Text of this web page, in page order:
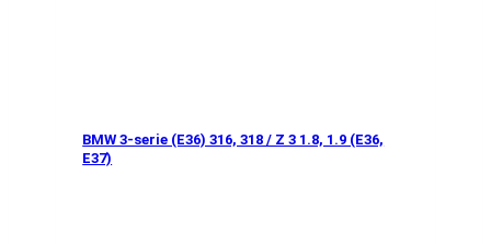
BMW 3-serie (E36) 316, 318 / Z 3 1.8, 1.9 (E36,
E37)